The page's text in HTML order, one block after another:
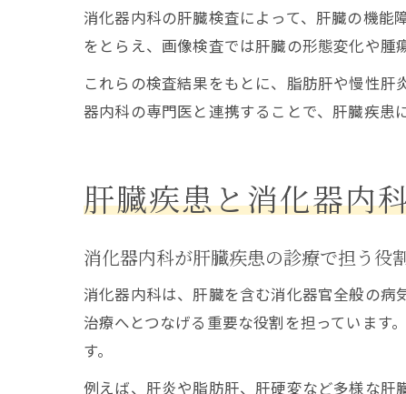
消化器内科の肝臓検査によって、肝臓の機
をとらえ、画像検査では肝臓の形態変化や腫
これらの検査結果をもとに、脂肪肝や慢性
器内科の専門医と連携することで、肝臓疾患
肝臓疾患と消化器内
消化器内科が肝臓疾患の診療で担う役
消化器内科は、肝臓を含む消化器官全般の
治療へとつなげる重要な役割を担っています
す。
例えば、肝炎や脂肪肝、肝硬変など多様な